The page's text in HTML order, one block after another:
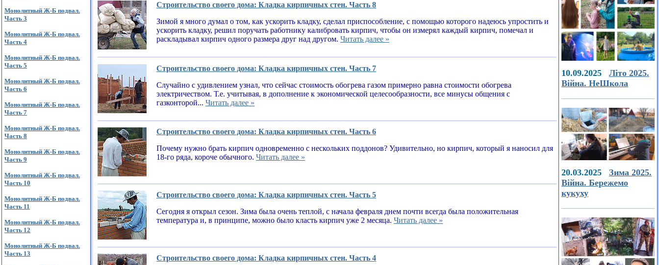
Монолитный Ж-Б подвал.
Часть 3
Монолитный Ж-Б подвал.
Часть 4
Монолитный Ж-Б подвал.
Часть 5
Монолитный Ж-Б подвал.
Часть 6
Монолитный Ж-Б подвал.
Часть 7
Монолитный Ж-Б подвал.
Часть 8
Монолитный Ж-Б подвал.
Часть 9
Монолитный Ж-Б подвал.
Часть 10
Монолитный Ж-Б подвал.
Часть 11
Монолитный Ж-Б подвал.
Часть 12
Монолитный Ж-Б подвал.
Часть 13
Строительство своего дома: Кладка кирпичных стен. Часть 8
Зимой я много думал о том, как ускорить кладку, сделал приспособление, с помощью которого надеюсь упростить и
ускорить кладку, решил поручать работнику калибровать кирпич, чтобы он измерял каждый кирпич, помечал и
раскладывал кирпич одного размера друг над другом. Читать далее »
Строительство своего дома: Кладка кирпичных стен. Часть 7
Случайно с удивлением узнал, что сейчас стоимость обогрева газом примерно равна стоимости обогрева
электричеством. Т.е. учитывая, в дополнение к экономической целесообразности, все минусы общения с
газконторой... Читать далее »
Строительство своего дома: Кладка кирпичных стен. Часть 6
Почему нужно брать кирпич одновременно с нескольких поддонов? Удивительно, но кирпич, который я наносил для
18-го ряда, короче обычного. Читать далее »
Строительство своего дома: Кладка кирпичных стен. Часть 5
Сегодня я открыл сезон. Зима была очень теплой, с начала февраля днем почти всегда была положительная
температура и, в принципе, можно было класть кирпич уже 2 месяца. Читать далее »
Строительство своего дома: Кладка кирпичных стен. Часть 4
10.09.2025 Літо 2025.
Війна. НеШкола
20.03.2025 Зима 2025.
Війна. Бережемо
кукуху